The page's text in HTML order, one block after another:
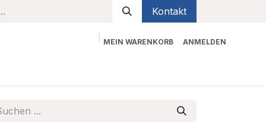
Kontakt
MEIN WARENKORB ANMELDEN